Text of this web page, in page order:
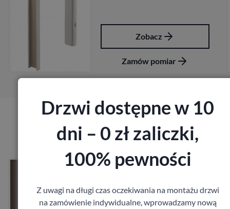
Zobacz
Zamów pomiar
Produkty marki Porta
Drzwi Porta Akustyczne
Porta
1 641,60zł z VAT
Drzwi dostępne w 10
dni – 0 zł zaliczki,
100% pewności
Z uwagi na długi czas oczekiwania na montażu drzwi
na zamówienie indywidualne, wprowadzamy nową